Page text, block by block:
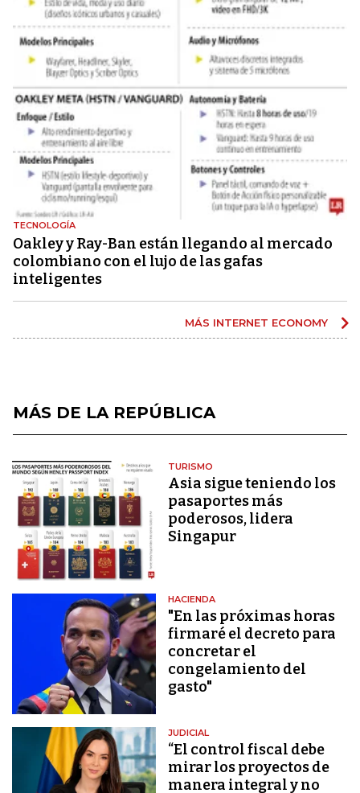
TECNOLOGÍA
Oakley y Ray-Ban están llegando al mercado
colombiano con el lujo de las gafas
inteligentes
MÁS INTERNET ECONOMY
MÁS DE LA REPÚBLICA
TURISMO
Asia sigue teniendo los
pasaportes más
poderosos, lidera
Singapur
HACIENDA
"En las próximas horas
firmaré el decreto para
concretar el
congelamiento del
gasto"
JUDICIAL
“El control fiscal debe
mirar los proyectos de
manera integral y no